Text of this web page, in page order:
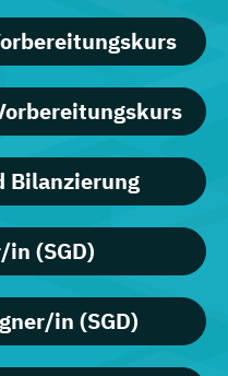
Bilanzierung
(SGD)
in (SGD)